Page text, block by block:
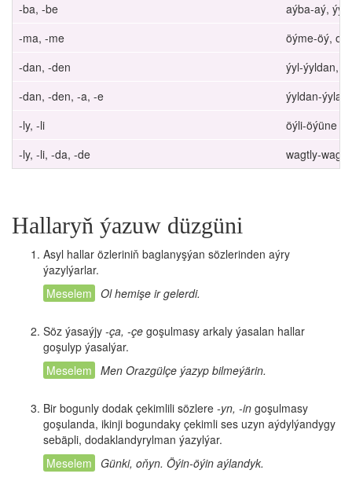
-ba, -be
aýba-aý,
-ma, -me
öýme-öý,
-dan, -den
ýyl-ýyldan,
-dan, -den, -a, -e
ýyldan-ýyla,
-ly, -li
öýli-öýüne
-ly, -li, -da, -de
wagtly-
Hallaryň ýazuw düzgüni
Asyl hallar özleriniň baglanyşýan sözlerinden aýry
ýazylýarlar.
Ol hemişe ir gelerdi.
Söz ýasaýjy -ça, -çe goşulmasy arkaly ýasalan hallar
goşulyp ýasalýar.
Men Orazgülçe ýazyp bilmeýärin.
Bir bogunly dodak çekimlili sözlere -yn, -in goşulmasy
goşulanda, ikinji bogundaky çekimli ses uzyn aýdylýandygy
sebäpli, dodaklandyrylman ýazylýar.
Günki, oňyn. Öýin-öýin aýlandyk.